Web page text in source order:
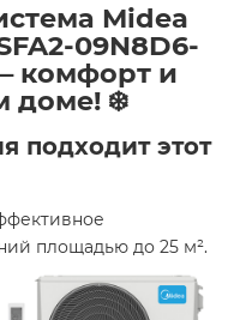
Midea
09N8D6-
комфорт и
доме! ❄️
подходит этот
площадью до 25 м².